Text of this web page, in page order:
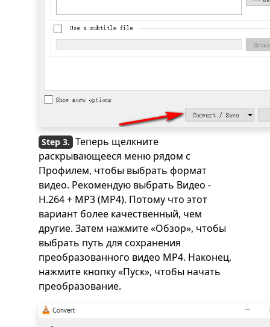
Теперь щелкните
раскрывающееся меню рядом с
Профилем, чтобы выбрать формат
видео. Рекомендую выбрать Видео -
H.264 + MP3 (MP4). Потому что этот
вариант более качественный, чем
другие. Затем нажмите «Обзор», чтобы
выбрать путь для сохранения
преобразованного видео MP4. Наконец,
нажмите кнопку «Пуск», чтобы начать
преобразование.